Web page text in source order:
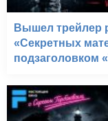
Вышел трейлер
«Секретных
подзаголовком